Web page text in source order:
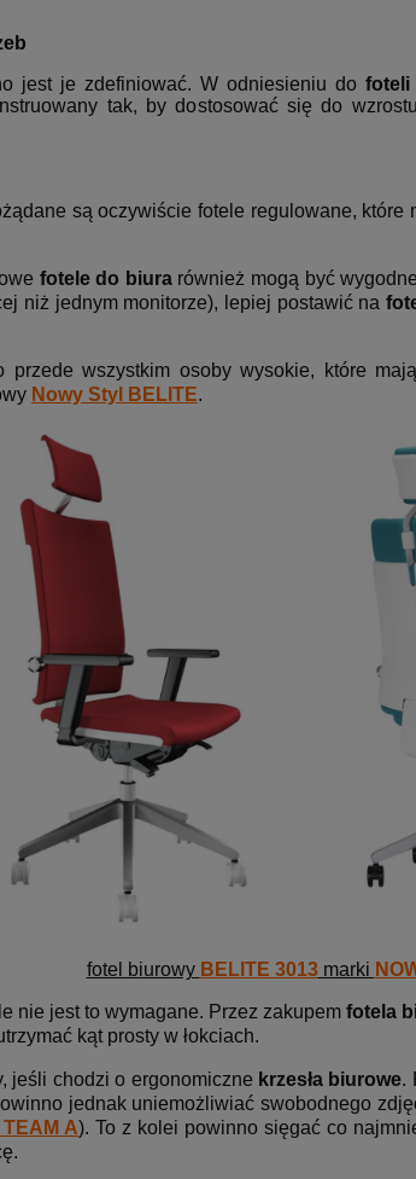
jest je zdefiniować. W odniesieniu do foteli
tak, by dostosować się do
są oczywiście fotele regulowane,
fotele do biurarównież mogą być
niż jednym monitorze), lepiej postawić na
wszystkim osoby wysokie, które
Nowy Styl BELITE.
fotel biurowy BELITE 3013marki
nie jest to wymagane. Przez zakupem fotela
kąt prosty w łokciach.
jeśli chodzi o ergonomiczne krzesła biurowe.
jednak uniemożliwiać swobodnego
A). To z kolei powinno sięgać co